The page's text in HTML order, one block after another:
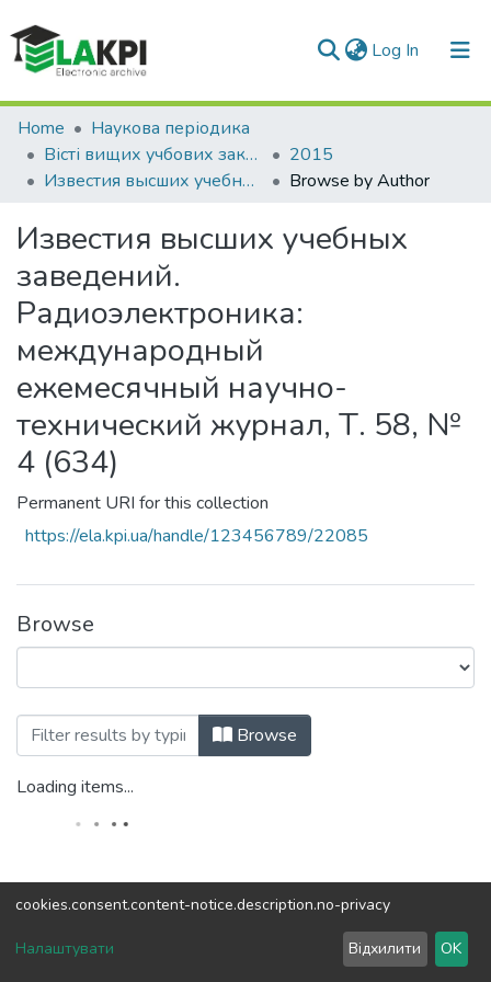
Log In (current)
Home
Наукова періодика
Вісті вищих учбових закладів. Радіоелектроніка
2015
Известия высших учебных заведений. Радиоэлектроника: международный ежемесячный научно-технический журнал, Т. 58, № 4 (634)
Browse by Author
Известия высших учебных
заведений.
Радиоэлектроника:
международный
ежемесячный научно-
технический журнал, Т. 58, №
4 (634)
Permanent URI for this collection
https://ela.kpi.ua/handle/123456789/22085
Browse
Browsing Известия высших учебных
Browse
Loading items...
DSpace software copyright © 2002-2026LYRASIS
Send Feedback
cookies.consent.content-notice.description.no-privacy
Налаштувати Відхилити OK